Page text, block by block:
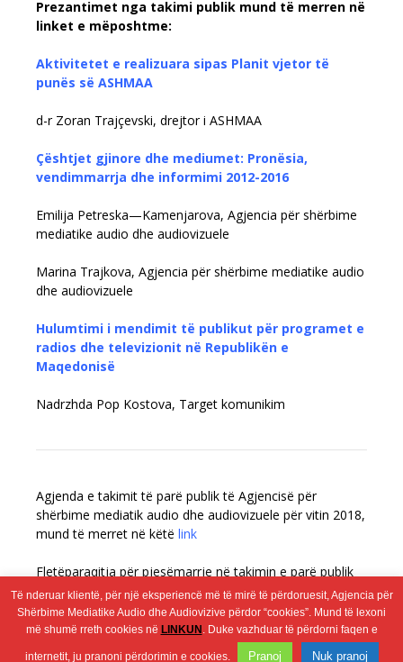
Prezantimet nga takimi publik mund të merren në
linket e mëposhtme:
Aktivitetet e realizuara sipas Planit vjetor të
punës së ASHMAA
d-r Zoran Trajçevski, drejtor i ASHMAA
Çështjet gjinore dhe mediumet: Pronësia,
vendimmarrja dhe informimi 2012-2016
Emilija Petreska—Kamenjarova, Agjencia për shërbime
mediatike audio dhe audiovizuele
Мarina Trajkova, Agjencia për shërbime mediatike audio
dhe audiovizuele
Hulumtimi i mendimit të publikut për programet e
radios dhe televizionit në Republikën e
Maqedonisë
Nadrzhda Pop Kostova, Target komunikim
Agjenda e takimit të parë publik të Agjencisë për
shërbime mediatik audio dhe audiovizuele për vitin 2018,
mund të merret në këtë link
Fletëparaqitja për pjesëmarrje në takimin e parë publik
të Agjencisë për shërbime mediatik audio dhe
audiovizuele për vitin 2018, mund të merret në këtlink
Wingaga
Të nderuar klientë, për një eksperiencë më të mirë të përdoruesit, Agjencia për
Shërbime Mediatike Audio dhe Audiovizive përdor “cookies”. Mund të lexoni
më shumë rreth cookies në LINKUN . Duke vazhduar të përdorni faqen e
internetit, ju pranoni përdorimin e cookies. Pranoj Nuk pranoj